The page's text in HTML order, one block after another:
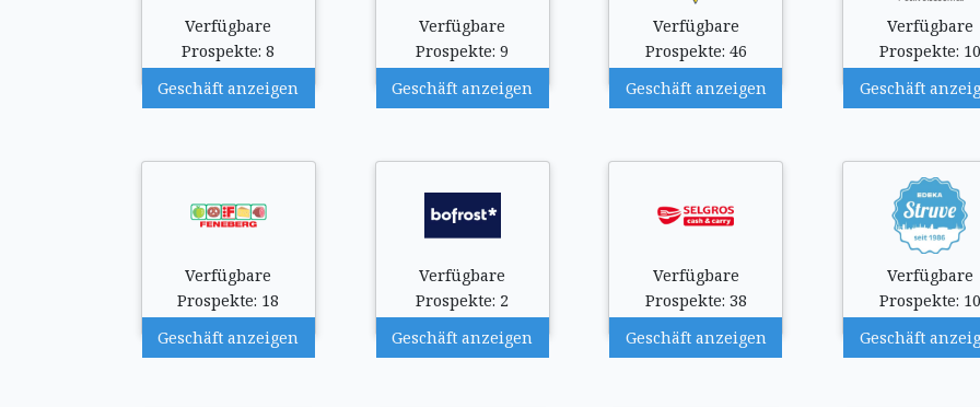
Verfügbare
Prospekte: 8
Geschäft anzeigen
Verfügbare
Prospekte: 9
Geschäft anzeigen
Verfügbare
Prospekte: 46
Geschäft anzeigen
Verfügbare
Prospekte: 10
Geschäft
Verfügbare
Prospekte: 18
Geschäft anzeigen
Verfügbare
Prospekte: 2
Geschäft anzeigen
Verfügbare
Prospekte: 38
Geschäft anzeigen
Verfügbare
Prospekte: 10
Geschäft